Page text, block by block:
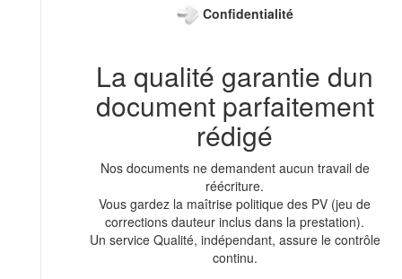
Confidentialité
La qualité garantie dun
document parfaitement
rédigé
Nos documents ne demandent aucun travail de
réécriture.
Vous gardez la maîtrise politique des PV (jeu de
corrections dauteur inclus dans la prestation).
Un service Qualité, indépendant, assure le contrôle
continu.